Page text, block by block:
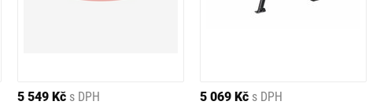
5 549 Kč s DPH 5 069 Kč s DPH